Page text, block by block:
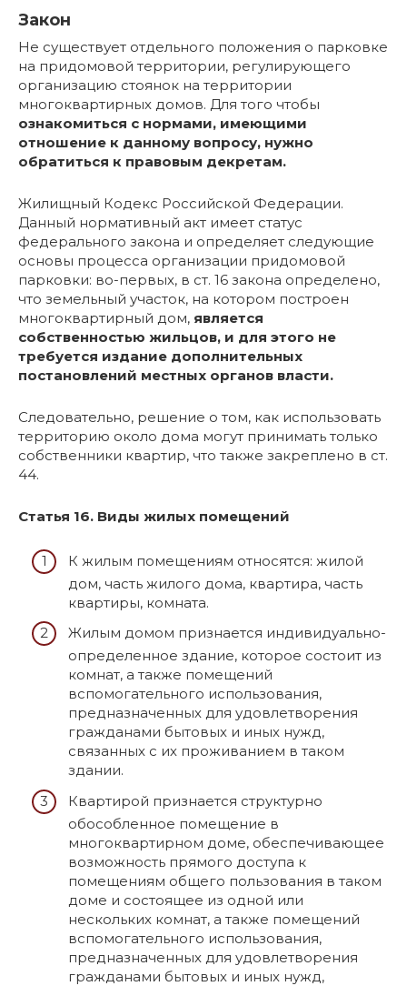
Закон
Не существует отдельного положения о парковке
на придомовой территории, регулирующего
организацию стоянок на территории
многоквартирных домов. Для того чтобы
ознакомиться с нормами, имеющими
отношение к данному вопросу, нужно
обратиться к правовым декретам.
Жилищный Кодекс Российской Федерации.
Данный нормативный акт имеет статус
федерального закона и определяет следующие
основы процесса организации придомовой
парковки: во-первых, в ст. 16 закона определено,
что земельный участок, на котором построен
многоквартирный дом, является
собственностью жильцов, и для этого не
требуется издание дополнительных
постановлений местных органов власти.
Следовательно, решение о том, как использовать
территорию около дома могут принимать только
собственники квартир, что также закреплено в ст.
44.
Статья 16. Виды жилых помещений
К жилым помещениям относятся: жилой
дом, часть жилого дома, квартира, часть
квартиры, комната.
Жилым домом признается индивидуально-
определенное здание, которое состоит из
комнат, а также помещений
вспомогательного использования,
предназначенных для удовлетворения
гражданами бытовых и иных нужд,
связанных с их проживанием в таком
здании.
Квартирой признается структурно
обособленное помещение в
многоквартирном доме, обеспечивающее
возможность прямого доступа к
помещениям общего пользования в таком
доме и состоящее из одной или
нескольких комнат, а также помещений
вспомогательного использования,
предназначенных для удовлетворения
гражданами бытовых и иных нужд,